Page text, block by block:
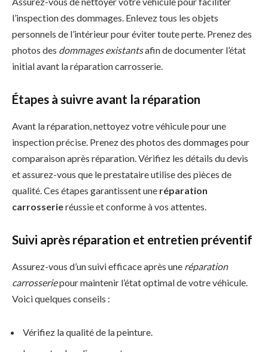
l’inspection des dommages. Enlevez tous les objets
personnels de l’intérieur pour éviter toute perte. Prenez des
photos des dommages existantsafin de documenter l’état
initial avant la réparation carrosserie.
Étapes à suivre avant la réparation
Avant la réparation, nettoyez votre véhicule pour une
inspection précise. Prenez des photos des dommages pour
comparaison après réparation. Vérifiez les détails du devis
et assurez-vous que le prestataire utilise des pièces de
qualité. Ces étapes garantissent une réparation
carrosserieréussie et conforme à vos attentes.
Suivi après réparation et entretien préventif
Assurez-vous d’un suivi efficace après une réparation
carrosseriepour maintenir l’état optimal de votre véhicule.
Voici quelques conseils :
Vérifiez la qualité de la peinture.